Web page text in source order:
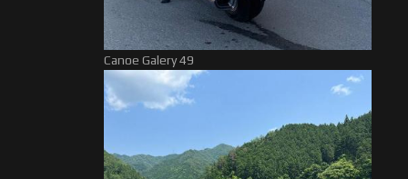
Canoe Galery 49